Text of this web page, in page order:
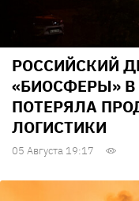
РОССИЙСКИЙ
«БИОСФЕРЫ»
ПОТЕРЯЛА
ЛОГИСТИКИ
05 Августа 19:17